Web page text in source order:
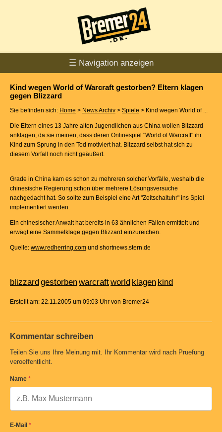
☰ Navigation anzeigen
Kind wegen World of Warcraft gestorben? Eltern klagen
gegen Blizzard
Sie befinden sich: Home > News Archiv > Spiele > Kind wegen World of ...
Die Eltern eines 13 Jahre alten Jugendlichen aus China wollen Blizzard
anklagen, da sie meinen, dass deren Onlinespiel "World of Warcraft" ihr
Kind zum Sprung in den Tod motiviert hat. Blizzard selbst hat sich zu
diesem Vorfall noch nicht geäußert.
Grade in China kam es schon zu mehreren solcher Vorfälle, weshalb die
chinesische Regierung schon über mehrere Lösungsversuche
nachgedacht hat. So sollte zum Beispiel eine Art "Zeitschaltuhr" ins Spiel
implementiert werden.
Ein chinesischer Anwalt hat bereits in 63 ähnlichen Fällen ermittelt und
erwägt eine Sammelklage gegen Blizzard einzureichen.
Quelle: www.redherring.com und shortnews.stern.de
blizzardgestorbenwarcraftworld klagen kind
Erstellt am: 22.11.2005 um 09:03 Uhr von Bremer24
Kommentar schreiben
Teilen Sie uns Ihre Meinung mit. Ihr Kommentar wird nach Pruefung
veroeffentlicht.
Name *
E-Mail *